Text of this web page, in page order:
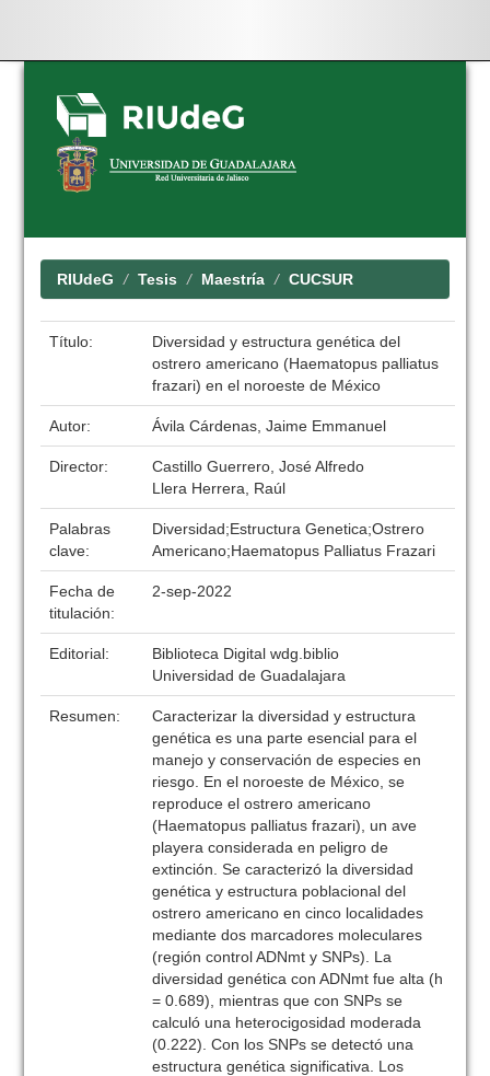
Skip
navigation
RIUdeG Tesis Maestría CUCSUR
Título:
Diversidad y estructura genética del
ostrero americano (Haematopus palliatus
frazari) en el noroeste de México
Autor: Ávila Cárdenas, Jaime Emmanuel
Director:
Castillo Guerrero, José Alfredo
Llera Herrera, Raúl
Palabras
clave:
Diversidad;Estructura Genetica;Ostrero
Americano;Haematopus Palliatus Frazari
Fecha de
titulación:
2-sep-2022
Editorial:
Biblioteca Digital wdg.biblio
Universidad de Guadalajara
Resumen:
Caracterizar la diversidad y estructura
genética es una parte esencial para el
manejo y conservación de especies en
riesgo. En el noroeste de México, se
reproduce el ostrero americano
(Haematopus palliatus frazari), un ave
playera considerada en peligro de
extinción. Se caracterizó la diversidad
genética y estructura poblacional del
ostrero americano en cinco localidades
mediante dos marcadores moleculares
(región control ADNmt y SNPs). La
diversidad genética con ADNmt fue alta (h
= 0.689), mientras que con SNPs se
calculó una heterocigosidad moderada
(0.222). Con los SNPs se detectó una
estructura genética significativa. Los